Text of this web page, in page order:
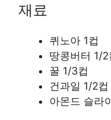
재료
퀴노아 1컵
땅콩버터 1/2
꿀 1/3컵
건과일 1/2컵
아몬드 슬라